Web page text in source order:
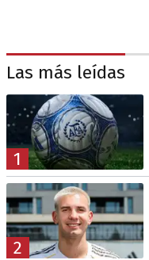
Las más leídas
1
2